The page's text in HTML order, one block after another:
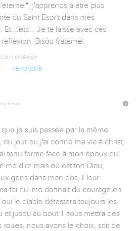
j'apprends à être plus
du Saint Esprit dans mes
Et....etc... Je te laisse avec ces
Bisou fraternel.
ont dit Amen
RÉPONDRE
9 mois
je suis passée par le même
du jour ou j'ai donné ma vie à christ,
tenu ferme face à mon époux qui
me dire mais où est ton Dieu,
gens dans mon dos, il leur
foi qui me donnait du courage en
le diable détestera toujours les
et jusqu'au bout il nous mettra des
roues, nous avons le choix, soit de